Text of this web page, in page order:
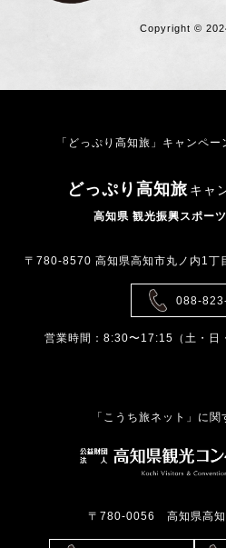
Copyright ©
「どっぷり高知旅」キャンペ
どっぷり高知旅 キャ
高知県 観光振興スポー
〒780-8570 高知県高知市丸ノ内1丁
088-
営業時間：8:30〜17:15（土・日
「こうち旅ネット」に
〒780-0056 高知県高